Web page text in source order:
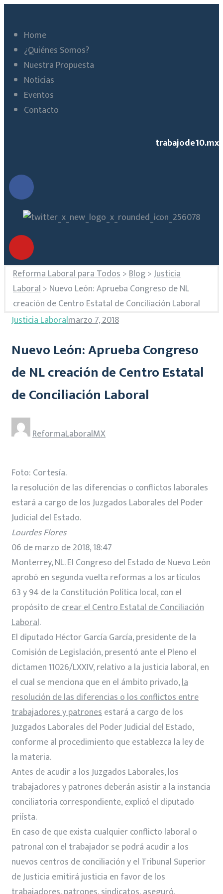
Home
¿Quiénes Somos?
Nuestra Propuesta
Noticias
Eventos
Contacto
trabajode10.mx
Reforma Laboral para Todos>Blog>Justicia
Laboral> Nuevo León: Aprueba Congreso de NL
creación de Centro Estatal de Conciliación Laboral
Justicia Laboralmarzo 7, 2018
Nuevo León: Aprueba Congreso
de NL creación de Centro Estatal
de Conciliación Laboral
ReformaLaboralMX
Foto: Cortesía.
la resolución de las diferencias o conflictos laborales
estará a cargo de los Juzgados Laborales del Poder
Judicial del Estado.
Lourdes Flores
06 de marzo de 2018, 18:47
Monterrey, NL. El Congreso del Estado de Nuevo León
aprobó en segunda vuelta reformas a los artículos
63 y 94 de la Constitución Política local, con el
propósito decrear el Centro Estatal de Conciliación
Laboral.
El diputado Héctor García García, presidente de la
Comisión de Legislación, presentó ante el Pleno el
dictamen 11026/LXXIV, relativo a la justicia laboral, en
el cual se menciona que en el ámbito privado,la
resolución de las diferencias o los conflictos entre
trabajadores y patronesestará a cargo de los
Juzgados Laborales del Poder Judicial del Estado,
conforme al procedimiento que establezca la ley de
la materia.
Antes de acudir a los Juzgados Laborales, los
trabajadores y patrones deberán asistir a la instancia
conciliatoria correspondiente, explicó el diputado
priísta.
En caso de que exista cualquier conflicto laboral o
patronal con el trabajador se podrá acudir a los
nuevos centros de conciliación y el Tribunal Superior
de Justicia emitirá justicia en favor de los